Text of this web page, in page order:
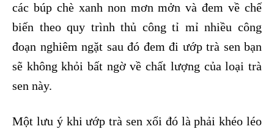
các búp chè xanh non mơn mởn và đem về chế
biến theo quy trình thủ công tỉ mỉ nhiều công
đoạn nghiêm ngặt sau đó đem đi ướp trà sen bạn
sẽ không khỏi bất ngờ về chất lượng của loại trà
sen này.
Một lưu ý khi ướp trà sen xổi đó là phải khéo léo